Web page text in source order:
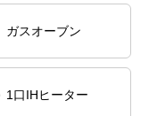
ガスオーブン
1口IHヒーター